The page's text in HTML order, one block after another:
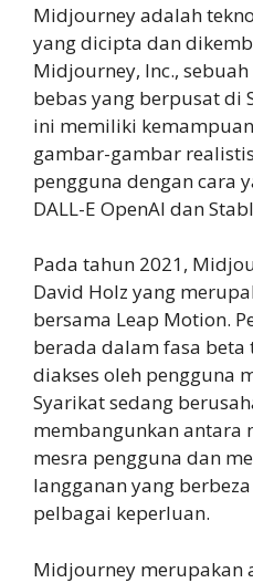
Midjourney adalah
yang dicipta dan
Midjourney, Inc.,
bebas yang berpusat di
ini memiliki
gambar-gambar
pengguna dengan cara
DALL-E OpenAI dan
Pada tahun 2021,
David Holz yang
bersama Leap Motion.
berada dalam fasa
diakses oleh pengguna
Syarikat sedang
membangunkan antara
mesra pengguna dan
langganan yang
pelbagai keperluan.
Midjourney merupakan